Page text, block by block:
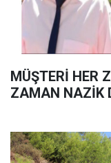
MÜŞTERİ HER
ZAMAN NAZİK